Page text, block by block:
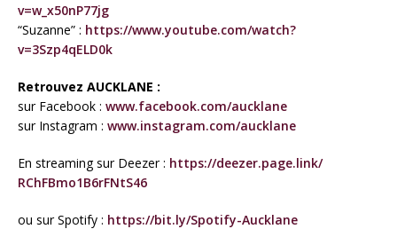
v=w_x50nP77jg
“Suzanne” : https://www.youtube.com/watch?
v=3Szp4qELD0k
Retrouvez AUCKLANE :
sur Facebook : www.facebook.com/aucklane
sur Instagram : www.instagram.com/aucklane
En streaming sur Deezer : https://deezer.page.link/
RChFBmo1B6rFNtS46
ou sur Spotify : https://bit.ly/Spotify-Aucklane